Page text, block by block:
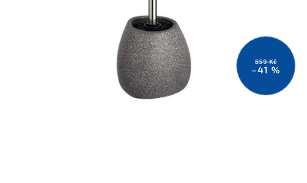
859 Kč
–41 %